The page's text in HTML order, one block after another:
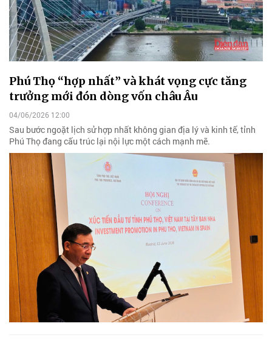
Phú Thọ “hợp nhất” và khát vọng cực tăng
trưởng mới đón dòng vốn châu Âu
04/06/2026 12:00
Sau bước ngoặt lịch sử hợp nhất không gian địa lý và kinh tế, tỉnh
Phú Thọ đang cấu trúc lại nội lực một cách mạnh mẽ.